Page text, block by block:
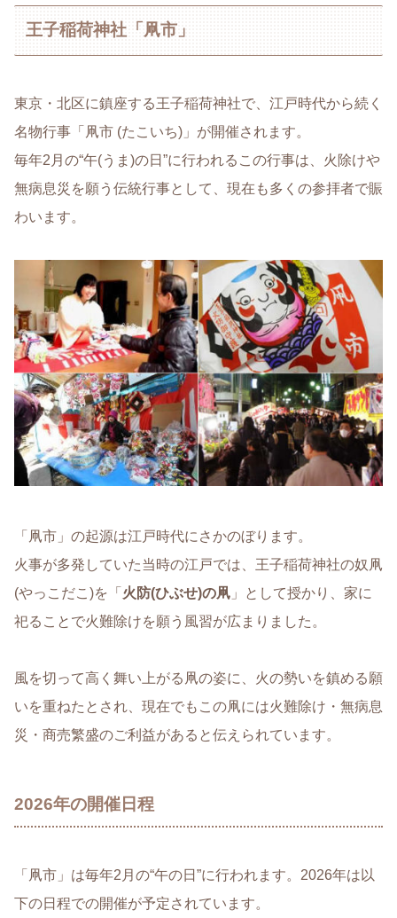
王子稲荷神社「凧市」
東京・北区に鎮座する王子稲荷神社で、江戸時代から続く
名物行事「凧市 (たこいち)」が開催されます。
毎年2月の“午(うま)の日”に行われるこの行事は、火除けや
無病息災を願う伝統行事として、現在も多くの参拝者で賑
わいます。
「凧市」の起源は江戸時代にさかのぼります。
火事が多発していた当時の江戸では、王子稲荷神社の奴凧
(やっこだこ)を「 火防(ひぶせ)の凧 」として授かり、家に
祀ることで火難除けを願う風習が広まりました。
風を切って高く舞い上がる凧の姿に、火の勢いを鎮める願
いを重ねたとされ、現在でもこの凧には火難除け・無病息
災・商売繁盛のご利益があると伝えられています。
2026年の開催日程
「凧市」は毎年2月の“午の日”に行われます。2026年は以
下の日程での開催が予定されています。